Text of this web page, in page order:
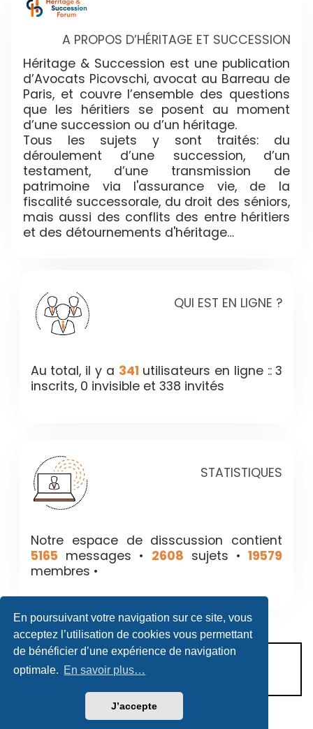
En poursuivant votre navigation sur ce site, vous
acceptez l’utilisation de cookies vous permettant
de bénéficier d’une expérience de navigation
optimale. En savoir plus…
J’accepte
A PROPOS D’HÉRITAGE ET SUCCESSION
Héritage & Succession est une publication
d’Avocats Picovschi, avocat au Barreau de
Paris, et couvre l’ensemble des questions
que les héritiers se posent au moment
d’une succession ou d’un héritage.
Tous les sujets y sont traités: du
déroulement d’une succession, d’un
testament, d’une transmission de
patrimoine via l'assurance vie, de la
fiscalité successorale, du droit des séniors,
mais aussi des conflits des entre héritiers
et des détournements d'héritage…
QUI EST EN LIGNE ?
Au total, il y a 341 utilisateurs en ligne :: 3
inscrits, 0 invisible et 338 invités
STATISTIQUES
Notre espace de disscussion contient
5165 messages • 2608 sujets •19579
membres •
CONDITIONS D’UTILISATION
POLITIQUE DE VIE PRIVÉE
Héritage & Succession